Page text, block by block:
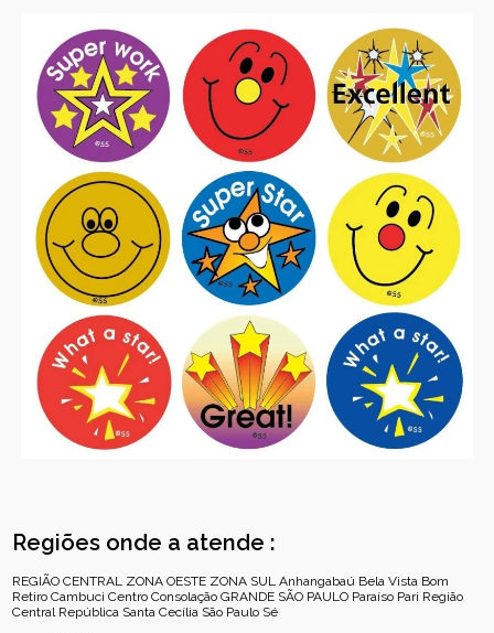
Regiões onde a atende :
REGIÃO CENTRAL ZONA OESTE ZONA SUL Anhangabaú Bela Vista Bom
Retiro Cambuci Centro Consolação GRANDE SÃO PAULO Paraíso Pari Região
Central República Santa Cecília São Paulo Sé